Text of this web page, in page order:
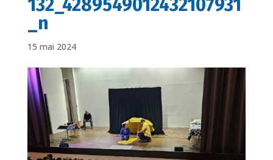
132_4289549012432107931
_n
15 mai 2024